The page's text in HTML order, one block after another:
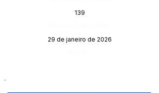
139
29 de janeiro de 2026